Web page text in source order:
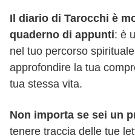
Il diario di Tarocchi è
quaderno di appunti: è
nel tuo percorso
approfondire la tua
tua stessa vita.
Non importa se sei un
tenere traccia delle tue